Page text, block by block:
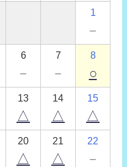
1
－
6
－
7
－
8
○
13
△
14
△
15
△
20
△
21
△
22
－